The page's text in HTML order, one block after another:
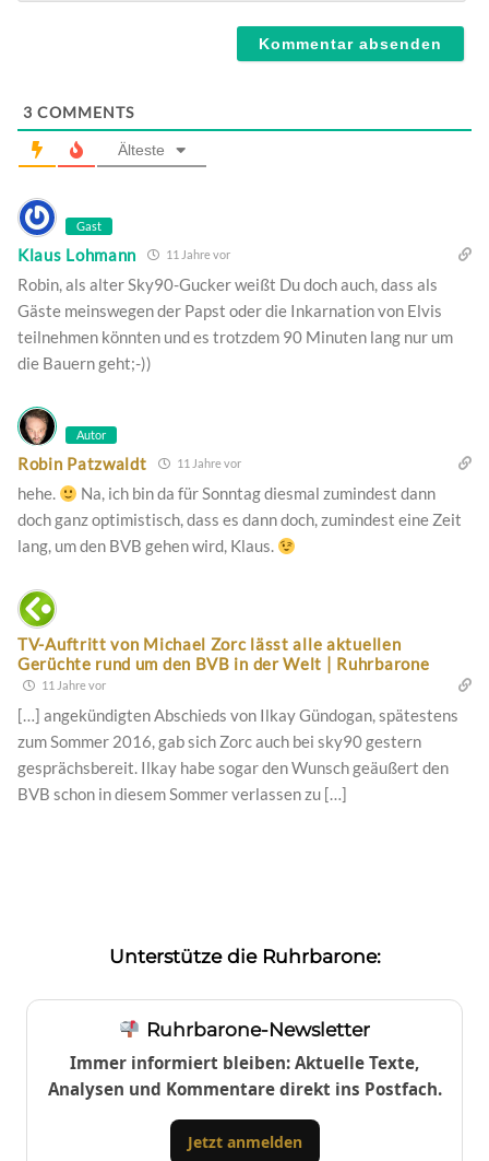
3 COMMENTS
Älteste
Gast
Klaus Lohmann 11 Jahre vor
Robin, als alter Sky90-Gucker weißt Du doch auch, dass als
Gäste meinswegen der Papst oder die Inkarnation von Elvis
teilnehmen könnten und es trotzdem 90 Minuten lang nur um
die Bauern geht;-))
Autor
Robin Patzwaldt 11 Jahre vor
hehe.
Na, ich bin da für Sonntag diesmal zumindest dann
doch ganz optimistisch, dass es dann doch, zumindest eine Zeit
lang, um den BVB gehen wird, Klaus.
TV-Auftritt von Michael Zorc lässt alle aktuellen
Gerüchte rund um den BVB in der Welt | Ruhrbarone
11 Jahre vor
[…] angekündigten Abschieds von Ilkay Gündogan, spätestens
zum Sommer 2016, gab sich Zorc auch bei sky90 gestern
gesprächsbereit. Ilkay habe sogar den Wunsch geäußert den
BVB schon in diesem Sommer verlassen zu […]
Unterstütze die Ruhrbarone:
Ruhrbarone-Newsletter
Immer informiert bleiben: Aktuelle Texte,
Analysen und Kommentare direkt ins Postfach.
Jetzt anmelden